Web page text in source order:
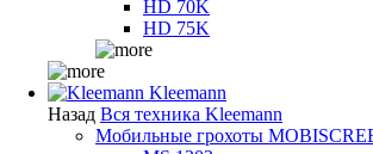
HD 70K
HD 75K
Kleemann
Назад Вся техника Kleemann
Мобильные грохоты